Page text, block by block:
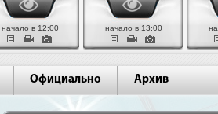
начало в 12:00 начало в 13:00
Официально Архив